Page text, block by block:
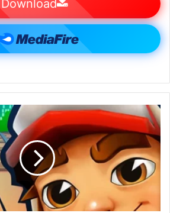
Download